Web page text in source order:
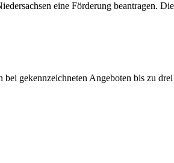
eine Förderung beantragen.
gekennzeichneten Angeboten bis zu